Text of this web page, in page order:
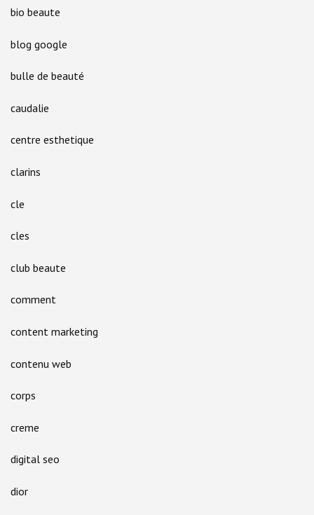
bio beaute
blog google
bulle de beauté
caudalie
centre esthetique
clarins
cle
cles
club beaute
comment
content marketing
contenu web
corps
creme
digital seo
dior